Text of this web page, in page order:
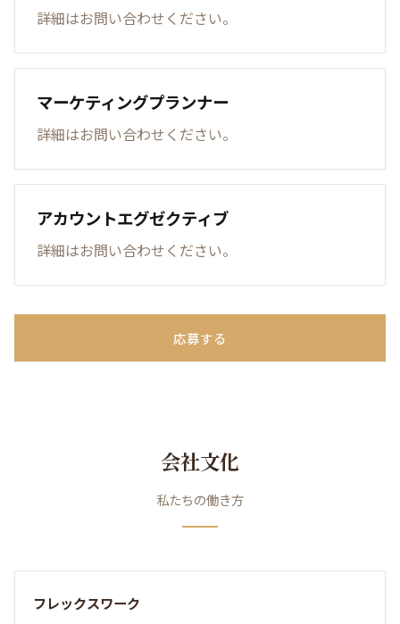
詳細はお問い合わせください。
マーケティングプランナー
詳細はお問い合わせください。
アカウントエグゼクティブ
詳細はお問い合わせください。
応募する
会社文化
私たちの働き方
フレックスワーク